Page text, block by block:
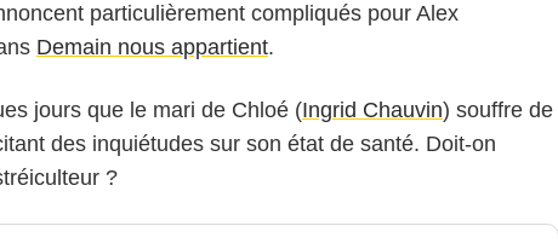
particulièrement compliqués pour Alex
Demain nous appartient.
jours que le mari de Chloé (Ingrid Chauvin) souffre de
des inquiétudes sur son état de santé. Doit-on
?